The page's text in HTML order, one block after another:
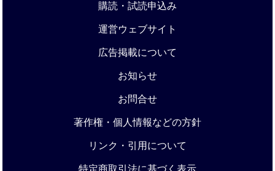
購読・試読申込み
運営ウェブサイト
広告掲載について
お知らせ
お問合せ
著作権・個人情報などの方針
リンク・引用について